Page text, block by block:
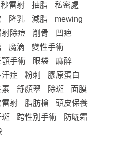
雷射 抽脂
私密處
隆乳 減脂
mewing
射除痘 削骨
凹疤
魔滴
變性手術
顎手術 眼袋
麻醉
汗症 粉刺
膠原蛋白
素 舒顏翠 除斑
面膜
雷射 脂肪槍
頭皮保養
斑 跨性別手術
防曬霜